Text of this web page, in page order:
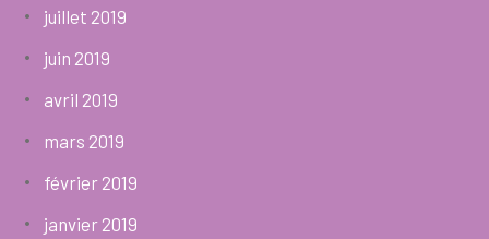
juillet 2019
juin 2019
avril 2019
mars 2019
février 2019
janvier 2019